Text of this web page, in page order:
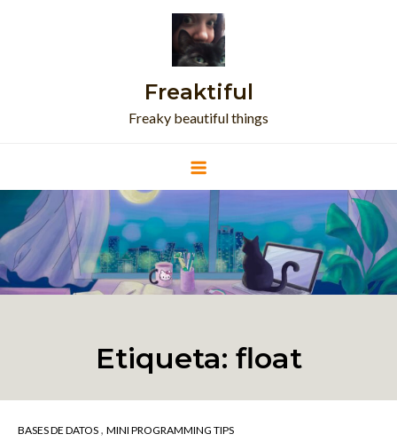
Freaktiful
Freaky beautiful things
Etiqueta: float
BASES DE DATOS , MINI PROGRAMMING TIPS